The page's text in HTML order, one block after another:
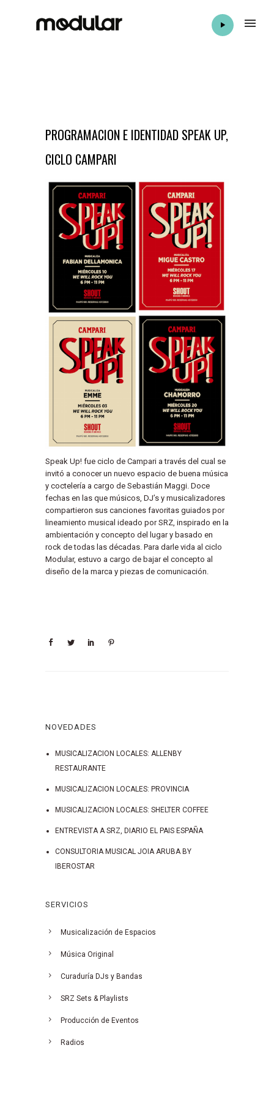
PROGRAMACION E IDENTIDAD SPEAK UP,
CICLO CAMPARI
Speak Up! fue ciclo de Campari a través del cual se
invitó a conocer un nuevo espacio de buena música
y coctelería a cargo de Sebastián Maggi. Doce
fechas en las que músicos, DJ’s y musicalizadores
compartieron sus canciones favoritas guiados por
lineamiento musical ideado por SRZ, inspirado en la
ambientación y concepto del lugar y basado en
rock de todas las décadas. Para darle vida al ciclo
Modular, estuvo a cargo de bajar el concepto al
diseño de la marca y piezas de comunicación.
NOVEDADES
MUSICALIZACION LOCALES: ALLENBY
RESTAURANTE
MUSICALIZACION LOCALES: PROVINCIA
MUSICALIZACION LOCALES: SHELTER COFFEE
ENTREVISTA A SRZ, DIARIO EL PAIS ESPAÑA
CONSULTORIA MUSICAL JOIA ARUBA BY
IBEROSTAR
SERVICIOS
Musicalización de Espacios
Música Original
Curaduría DJs y Bandas
SRZ Sets & Playlists
Producción de Eventos
Radios